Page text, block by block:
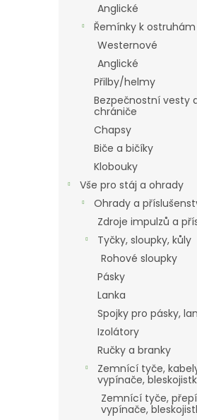
Anglické
Řemínky k ostruhám
Westernové
Anglické
Přilby/helmy
Bezpečnostní vesty
chrániče
Chapsy
Biče a bičíky
Klobouky
Vše pro stáj a ohrady
Ohrady a
Zdroje impulzů a
Tyčky, sloupky, kůly
Rohové sloupky
Pásky
Lanka
Spojky pro pásky,
Izolátory
Ručky a branky
Zemnící tyče,
vypínače,
Zemnící tyče,
vypínače,